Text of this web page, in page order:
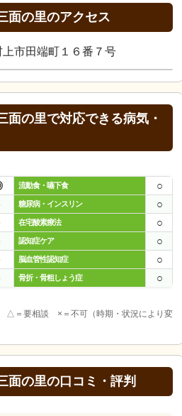
の里のアクセス
市田端町１６番７号
の里で対応できる病気・
流動食・嚥下食 ○
糖尿病・インスリン ○
在宅酸素療法 ○
認知症ケア ○
脳血管性認知症 ○
骨折・骨粗しょう症 ○
＝要相談 ×＝不可（時期・状況により変
の里の口コミ・評判